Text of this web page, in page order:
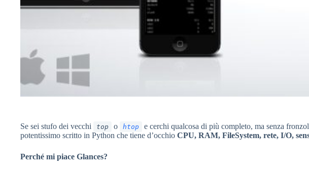
Se sei stufo dei vecchi top o htop e cerchi qualcosa di più completo, ma senza
potentissimo scritto in Python che tiene d’occhio CPU, RAM, FileSystem, rete, I/O,
Perché mi piace Glances?